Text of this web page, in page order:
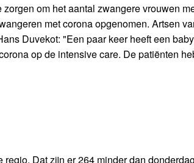
om het aantal zwangere vrouwen
met corona opgenomen. Artsen
Duvekot: "Een paar keer heeft een
op de intensive care. De patiënten
Dat zijn er 264 minder dan